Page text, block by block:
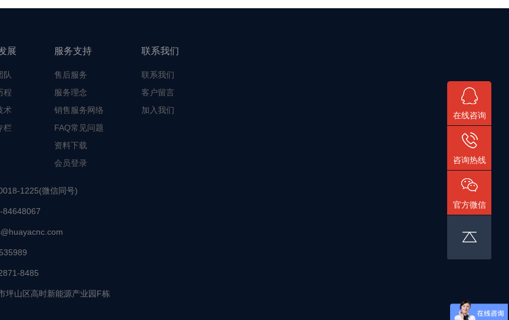
展
队
程
术
栏
服务支持
售后服务
服务理念
销售服务网络
FAQ常见问题
资料下载
会员登录
联系我们
联系我们
客户留言
加入我们
1225(微信同号)
84648067
8485
坪山区高时新能源产业园F栋
在线咨询
咨询热线
官方微信